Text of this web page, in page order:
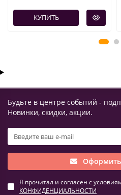
КУПИТЬ
Будьте в центре событий -
Новинки, скидки, акции.
Я прочитал и согласен с
КОНФИДЕНЦИАЛЬНОСТИ